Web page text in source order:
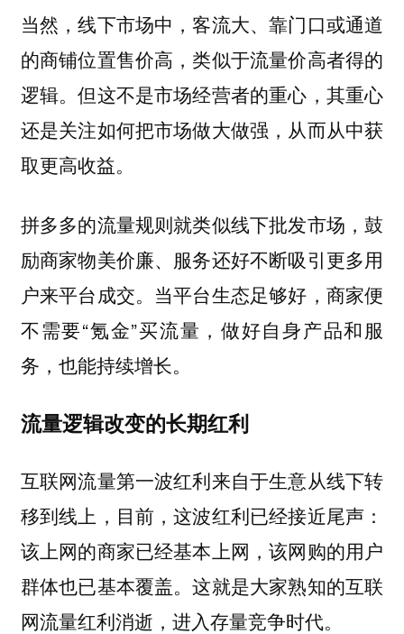
当然，线下市场中，客流大、靠门口或通道
的商铺位置售价高，类似于流量价高者得的
逻辑。但这不是市场经营者的重心，其重心
还是关注如何把市场做大做强，从而从中获
取更高收益。
拼多多的流量规则就类似线下批发市场，鼓
励商家物美价廉、服务还好不断吸引更多用
户来平台成交。当平台生态足够好，商家便
不需要“氪金”买流量，做好自身产品和服
务，也能持续增长。
流量逻辑改变的长期红利
互联网流量第一波红利来自于生意从线下转
移到线上，目前，这波红利已经接近尾声：
该上网的商家已经基本上网，该网购的用户
群体也已基本覆盖。这就是大家熟知的互联
网流量红利消逝，进入存量竞争时代。